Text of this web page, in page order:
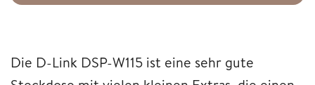
Die D-Link DSP-W115 ist eine sehr gute